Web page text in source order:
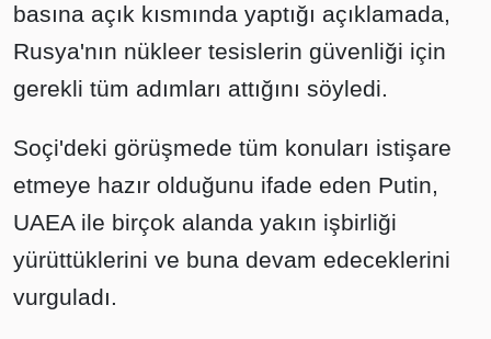
basına açık kısmında yaptığı açıklamada,
Rusya'nın nükleer tesislerin güvenliği için
gerekli tüm adımları attığını söyledi.
Soçi'deki görüşmede tüm konuları istişare
etmeye hazır olduğunu ifade eden Putin,
UAEA ile birçok alanda yakın işbirliği
yürüttüklerini ve buna devam edeceklerini
vurguladı.